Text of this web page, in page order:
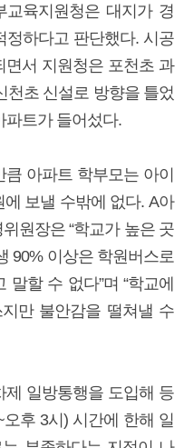
육지원청은 대지가 경
하다고 판단했다. 시공
서 지원청은 포천초 과
천초 신설로 방향을 틀었
파트가 들어섰다.
아파트 학부모는 아이
보낼 수밖에 없다. A아
원장은 “학교가 높은 곳
90% 이상은 학원버스로
말할 수 없다”며 “학교에
만 불안감을 떨쳐낼 수
일방통행을 도입해 등
후 3시) 시간에 한해 일